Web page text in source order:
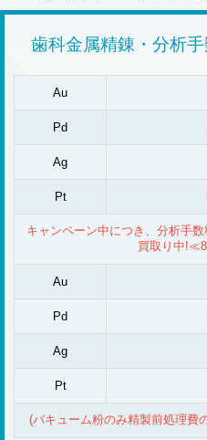
歯科金属精錬・分析
Au
Pd
Ag
Pt
キャンペーン中につき、分析手
買取り中
Au
Pd
Ag
Pt
(バキューム粉のみ精製前処理費